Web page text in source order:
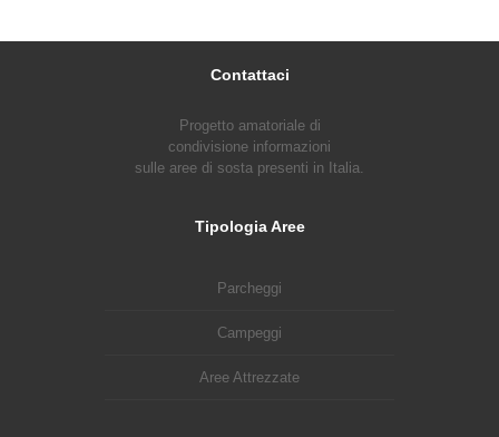
Contattaci
Progetto amatoriale di
condivisione informazioni
sulle aree di sosta presenti in Italia.
Tipologia Aree
Parcheggi
Campeggi
Aree Attrezzate